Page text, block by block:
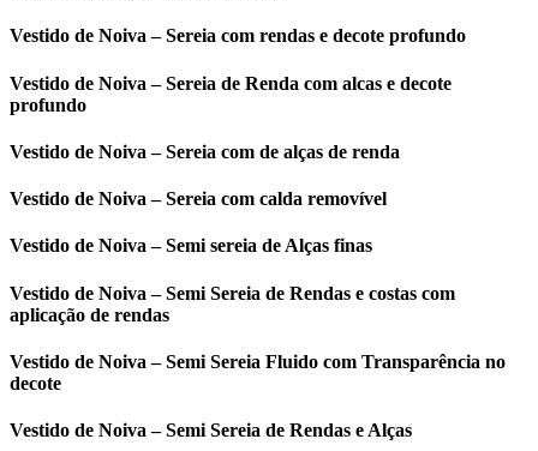
Vestido de Noiva – Sereia com rendas e decote profundo
Vestido de Noiva – Sereia de Renda com alcas e decote
profundo
Vestido de Noiva – Sereia com de alças de renda
Vestido de Noiva – Sereia com calda removível
Vestido de Noiva – Semi sereia de Alças finas
Vestido de Noiva – Semi Sereia de Rendas e costas com
aplicação de rendas
Vestido de Noiva – Semi Sereia Fluido com Transparência no
decote
Vestido de Noiva – Semi Sereia de Rendas e Alças